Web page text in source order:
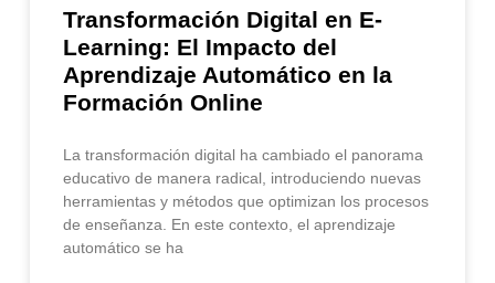
Transformación Digital en E-
Learning: El Impacto del
Aprendizaje Automático en la
Formación Online
La transformación digital ha cambiado el panorama
educativo de manera radical, introduciendo nuevas
herramientas y métodos que optimizan los procesos
de enseñanza. En este contexto, el aprendizaje
automático se ha